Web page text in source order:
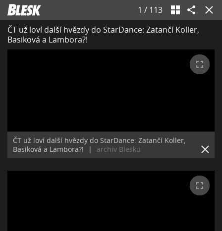
1 / 113
ČT už loví další hvězdy do StarDance: Zatančí Koller,
Basiková a Lambora?!
ČT už loví další hvězdy do StarDance: Zatančí Koller,
Basiková a Lambora?!
| archiv Blesku